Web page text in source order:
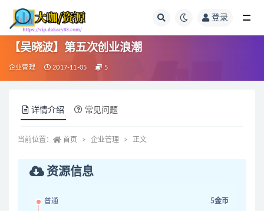
登录
【吴晓波】第五次创业浪潮
企业管理 2017-11-05 5
详情介绍 常见问题
当前位置： 首页 企业管理 正文
资源信息
普通 5金币
全部